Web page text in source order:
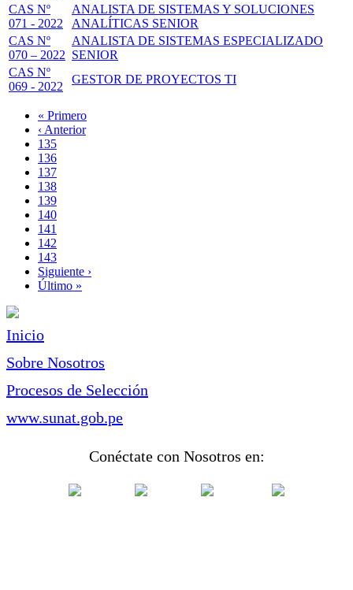
CAS Nº
071 - 2022
ANALISTA DE SISTEMAS Y SOLUCIONES
ANALÍTICAS SENIOR
CAS Nº
070 – 2022
ANALISTA DE SISTEMAS ESPECIALIZADO
SENIOR
CAS Nº
069 - 2022
GESTOR DE PROYECTOS TI
Paginación
Primera
página
« Primero
Página
anterior
‹ Anterior
Page
135
Page
136
Page
137
Page
138
Página
actual
139
Page
140
Page
141
Page
142
Page
143
Siguiente
página
Siguiente ›
Última
Último »
Inicio
Sobre Nosotros
Procesos de Selección
www.sunat.gob.pe
Conéctate con Nosotros en: